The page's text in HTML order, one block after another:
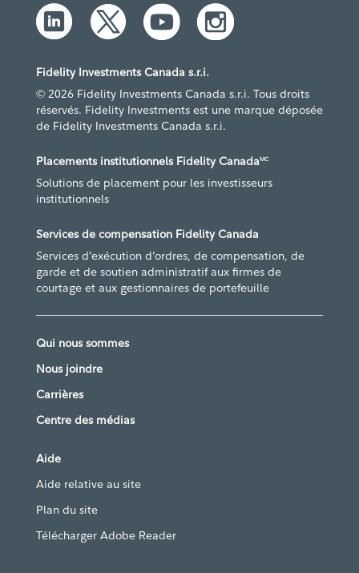
Fidelity Investments Canada s.r.i.
© 2026 Fidelity Investments Canada s.r.i. Tous droits
réservés. Fidelity Investments est une marque déposée
de Fidelity Investments Canada s.r.i.
Placements institutionnels Fidelity CanadaMC
Solutions de placement pour les investisseurs
institutionnels
Services de compensation Fidelity Canada
Services d’exécution d’ordres, de compensation, de
garde et de soutien administratif aux firmes de
courtage et aux gestionnaires de portefeuille
Qui nous sommes
Nous joindre
Carrières
Centre des médias
Aide
Aide relative au site
Plan du site
Télécharger Adobe Reader